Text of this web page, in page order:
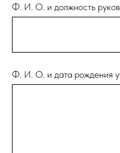
Ф. И. О. и должность
Ф. И. О. и дата рождения